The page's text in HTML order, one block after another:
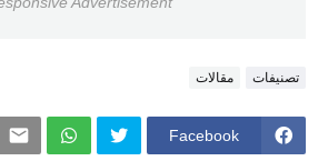
تصنيفات مقالات
Facebook